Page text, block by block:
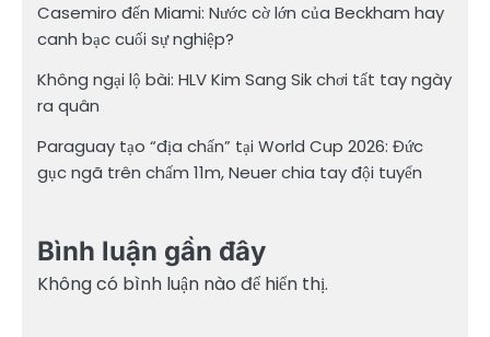
Casemiro đến Miami: Nước cờ lớn của Beckham hay
canh bạc cuối sự nghiệp?
Không ngại lộ bài: HLV Kim Sang Sik chơi tất tay ngày
ra quân
Paraguay tạo “địa chấn” tại World Cup 2026: Đức
gục ngã trên chấm 11m, Neuer chia tay đội tuyển
Bình luận gần đây
Không có bình luận nào để hiển thị.